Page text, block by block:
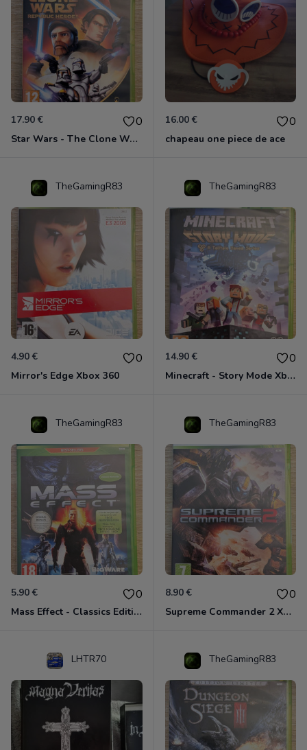
17.90 € 0
Star Wars - The Clone Wars - Les Héros De La République Xbox 360
16.00 € 0
chapeau one piece de ace
TheGamingR83
4.90 € 0
Mirror's Edge Xbox 360
TheGamingR83
14.90 € 0
Minecraft - Story Mode Xbox 360
TheGamingR83
5.90 € 0
Mass Effect - Classics Edition Xbox 360
TheGamingR83
8.90 € 0
Supreme Commander 2 Xbox 360
LHTR70 TheGamingR83